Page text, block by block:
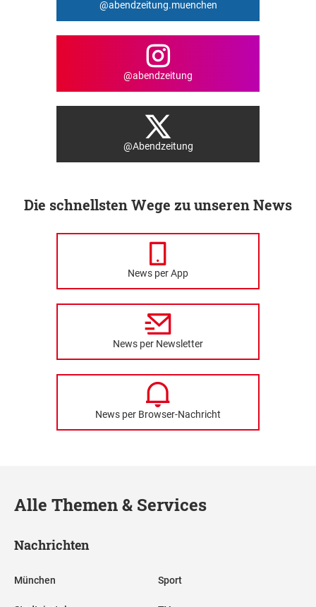
@abendzeitung.muenchen
@abendzeitung
@Abendzeitung
Die schnellsten Wege zu unseren News
News per App
News per Newsletter
News per Browser-Nachricht
Alle Themen & Services
Nachrichten
München Sport